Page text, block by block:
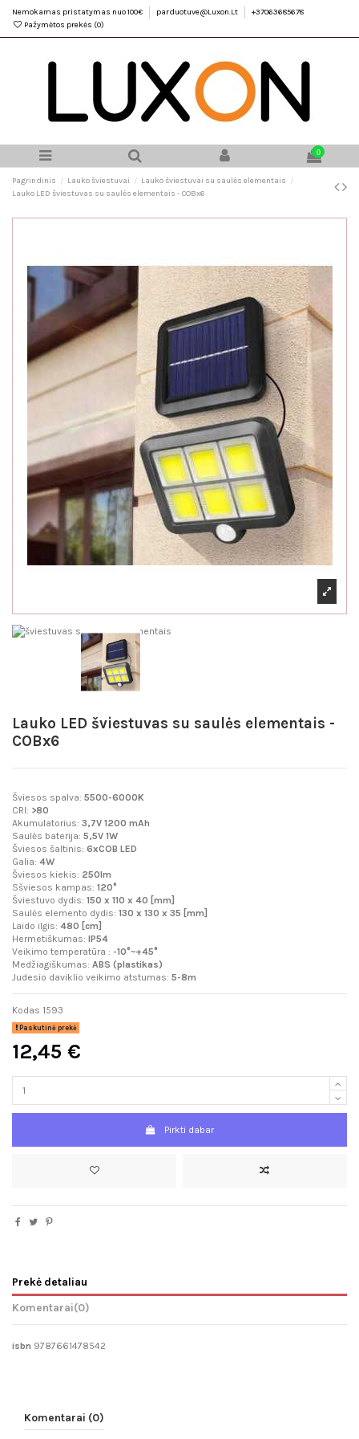
Nemokamas pristatymas nuo 100€ parduotuve@Luxon.Lt
+37063685678
Pažymėtos prekės (0)
0
Pagrindinis Lauko šviestuvai
Lauko šviestuvai su saulės elementais
Lauko LED šviestuvas su saulės elementais - COBx6
Lauko LED šviestuvas su saulės elementais -
COBx6
Šviesos spalva: 5500-6000K
CRI: >80
Akumulatorius: 3,7V 1200 mAh
Saulės baterija: 5,5V 1W
Šviesos šaltinis: 6xCOB LED
Galia: 4W
Šviesos kiekis: 250lm
Sšviesos kampas: 120°
Šviestuvo dydis: 150 x 110 x 40 [mm]
Saulės elemento dydis: 130 x 130 x 35 [mm]
Laido ilgis: 480 [cm]
Hermetiškumas: IP54
Veikimo temperatūra : -10°~+45°
Medžiagiškumas: ABS (plastikas)
Judesio daviklio veikimo atstumas: 5-8m
Kodas 1593
Paskutinė prekė
12,45 €
Pirkti dabar
Prekė detaliau
Komentarai(0)
isbn 9787661478542
Komentarai (0)